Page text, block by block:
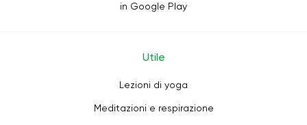
in Google Play
Utile
Lezioni di yoga
Meditazioni e respirazione